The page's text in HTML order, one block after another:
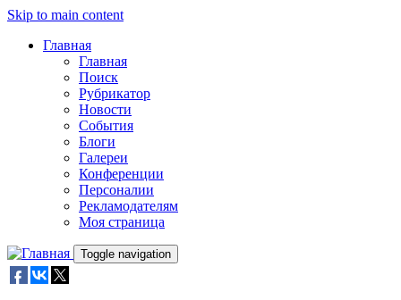
Skip to main content
Главная
Главная
Поиск
Рубрикатор
Новости
События
Блоги
Галереи
Конференции
Персоналии
Рекламодателям
Моя страница
Toggle navigation